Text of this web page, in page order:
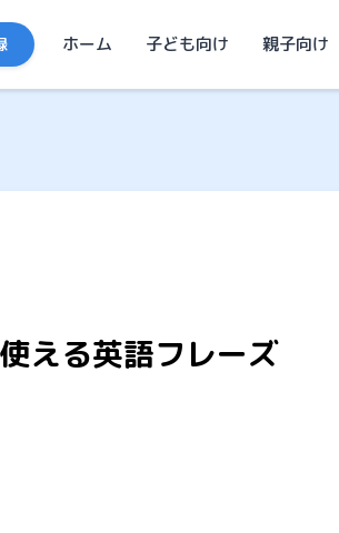
ホーム 子ども向け 親子向け
える英語フレーズ